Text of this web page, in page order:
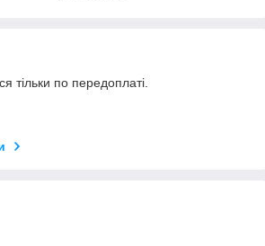
тільки по передоплаті.